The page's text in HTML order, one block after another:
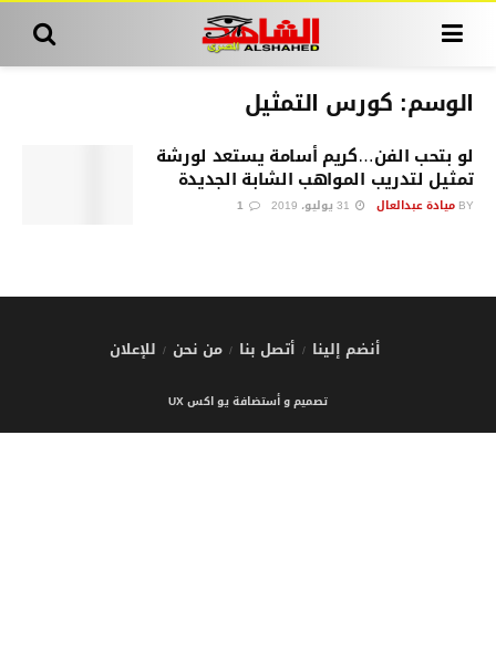
الوسم: كورس التمثيل
لو بتحب الفن…كريم أسامة يستعد لورشة
تمثيل لتدريب المواهب الشابة الجديدة
BY ميادة عبدالعال
أنضم إلينا أتصل بنا من نحن للإعلان
تصميم و أستضافة يو اكس UX